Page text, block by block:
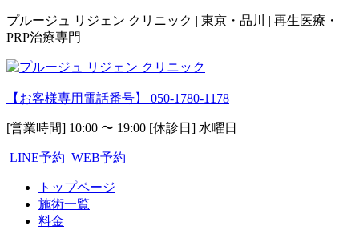
プルージュ リジェン クリニック | 東京・品川 | 再生医療・
PRP治療専門
【お客様専用電話番号】 050-1780-1178
[営業時間] 10:00 〜 19:00 [休診日] 水曜日
LINE予約 WEB予約
トップページ
施術一覧
料金